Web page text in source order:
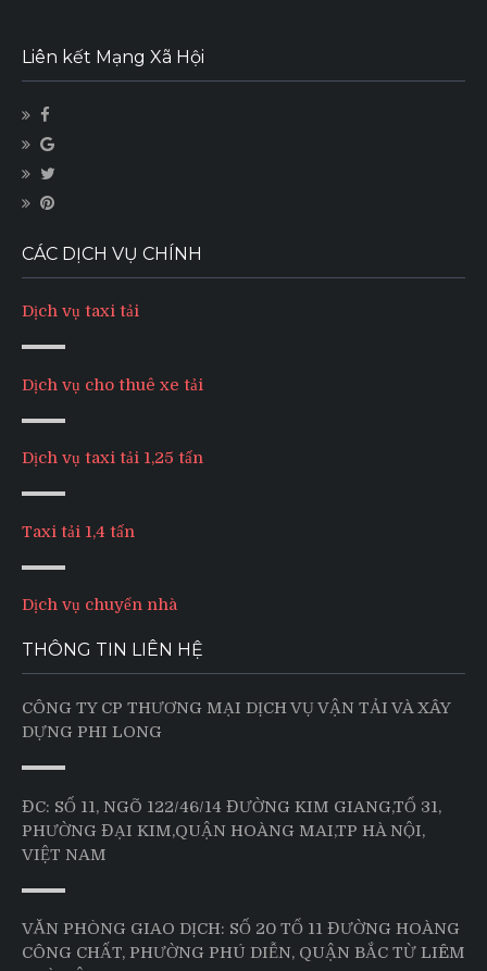
Liên kết Mạng Xã Hội
CÁC DỊCH VỤ CHÍNH
Dịch vụ taxi tải
Dịch vụ cho thuê xe tải
Dịch vụ taxi tải 1,25 tấn
Taxi tải 1,4 tấn
Dịch vụ chuyển nhà
THÔNG TIN LIÊN HỆ
CÔNG TY CP THƯƠNG MẠI DỊCH VỤ VẬN TẢI VÀ XÂY
DỰNG PHI LONG
ĐC: SỐ 11, NGÕ 122/46/14 ĐƯỜNG KIM GIANG,TỔ 31,
PHƯỜNG ĐẠI KIM,QUẬN HOÀNG MAI,TP HÀ NỘI,
VIỆT NAM
VĂN PHÒNG GIAO DỊCH: SỐ 20 TỔ 11 ĐƯỜNG HOÀNG
CÔNG CHẤT, PHƯỜNG PHÚ DIỄN, QUẬN BẮC TỪ LIÊM